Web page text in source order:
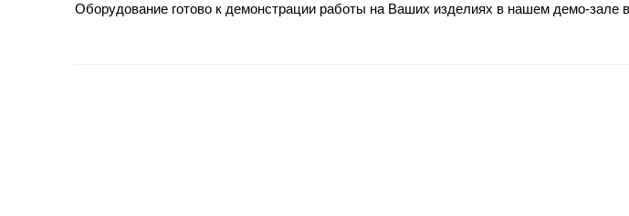
Оборудование готово к демонстрации работы на Ваших изделиях в нашем демо-зале